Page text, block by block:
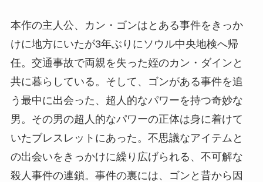
本作の主人公、カン・ゴンはとある事件をきっか
けに地方にいたが3年ぶりにソウル中央地検へ帰
任。交通事故で両親を失った姪のカン・ダインと
共に暮らしている。そして、ゴンがある事件を追
う最中に出会った、超人的なパワーを持つ奇妙な
男。その男の超人的なパワーの正体は身に着けて
いたブレスレットにあった。不思議なアイテムと
の出会いをきっかけに繰り広げられる、不可解な
殺人事件の連鎖。事件の裏には、ゴンと昔から因